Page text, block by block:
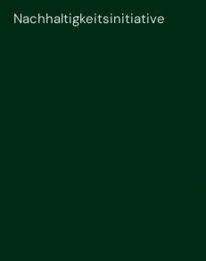
Nachhaltigkeitsinitiative